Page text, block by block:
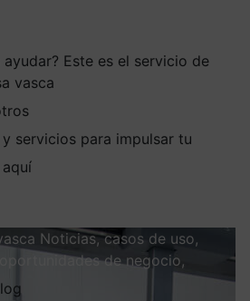
Este es el servicio de
vasca
servicios para impulsar tu
Noticias, casos de uso,
de negocio,